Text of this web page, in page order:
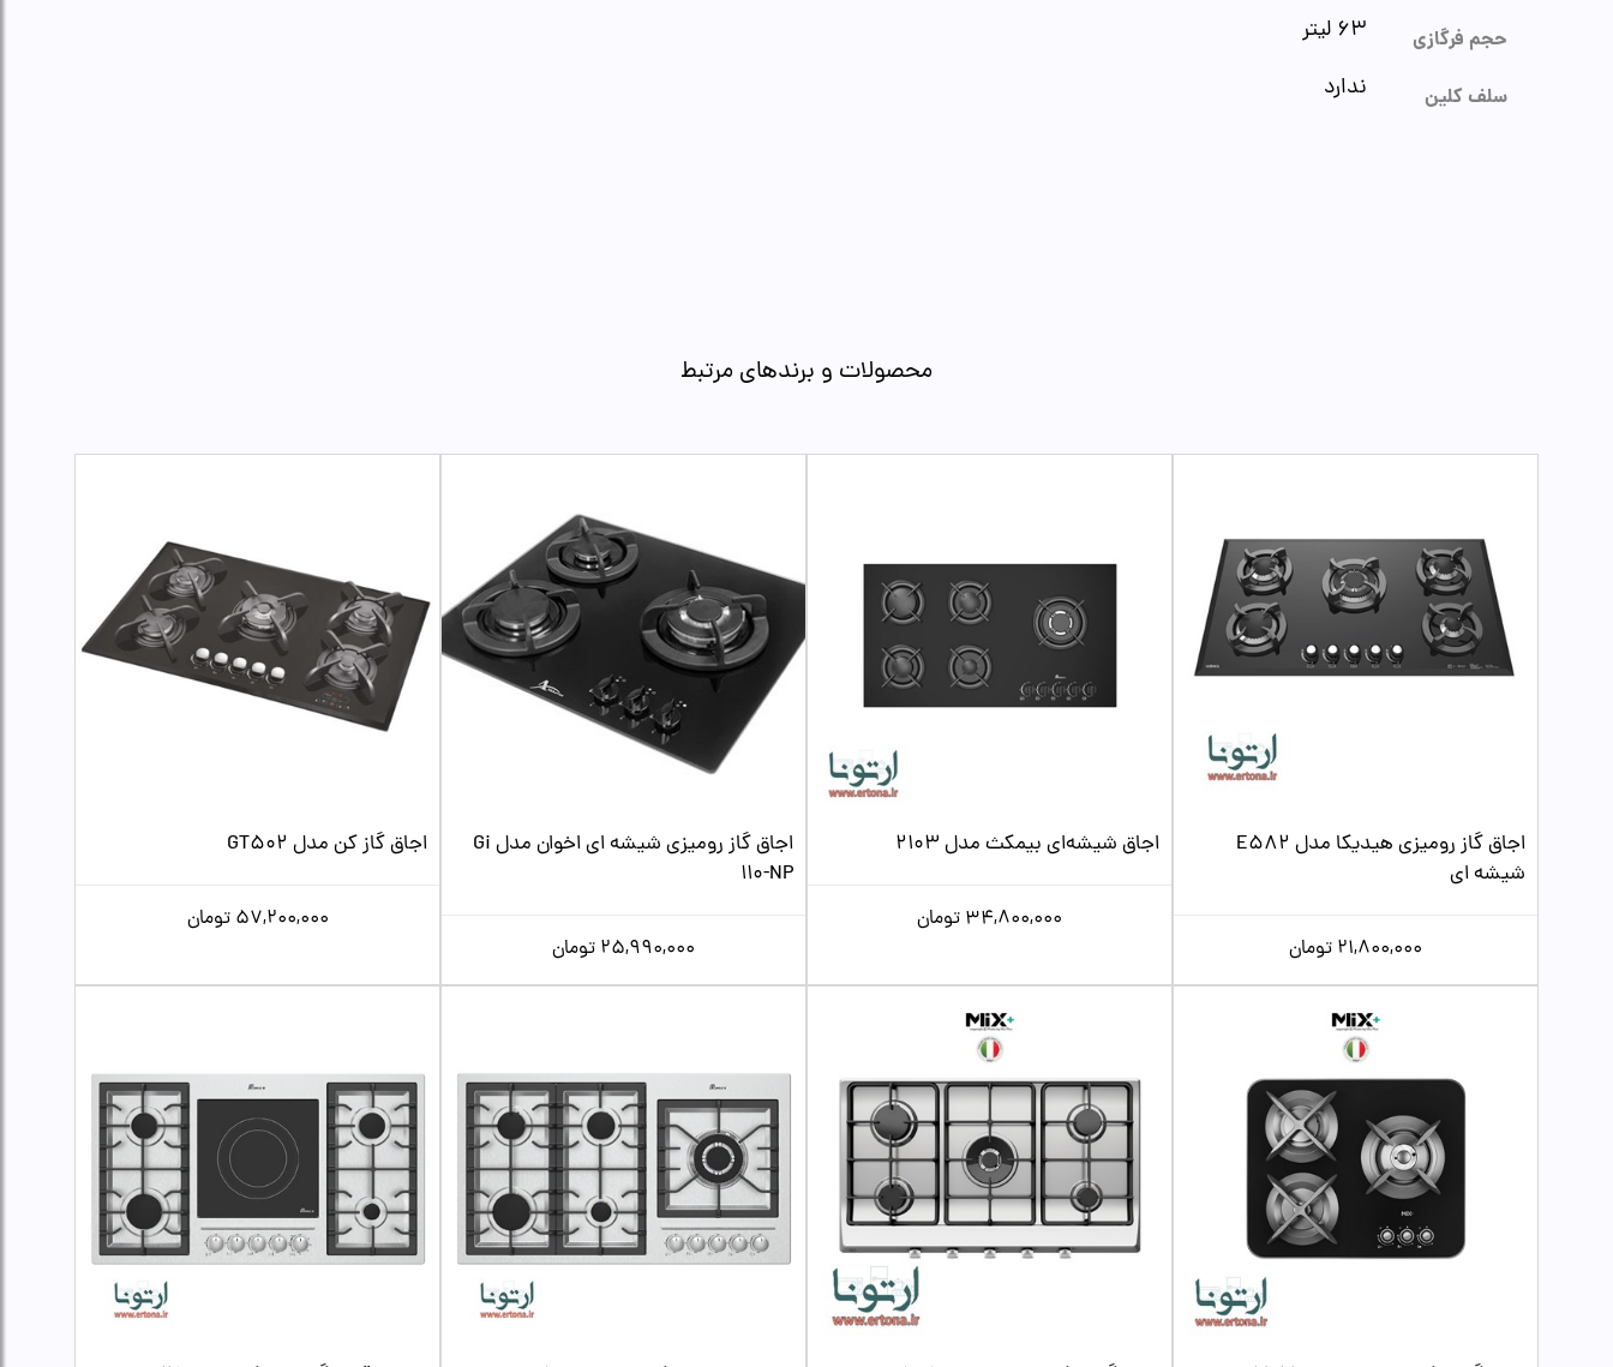
حجم فرگازی 63 لیتر
سلف کلین ندارد
محصولات و برندهای مرتبط
اجاق گاز رومیزی هیدیکا مدل E582
شیشه ای
21,800,000 تومان
اجاق شیشه‌ای بیمکث مدل 2103
34,800,000 تومان
اجاق گاز رومیزی شیشه ای اخوان مدل Gi
110-NP
25,990,000 تومان
اجاق گاز کن مدل GT502
57,200,000 تومان